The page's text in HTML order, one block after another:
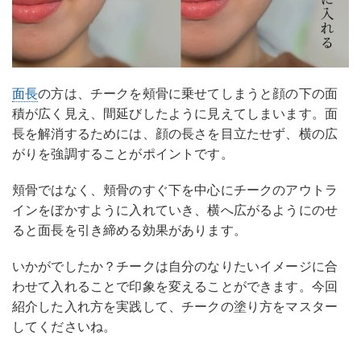
面長の方は、チークを頰骨に乗せてしまうと顔の下の面
積が広く見え、間延びしたように見えてしまいます。面
長を解消するためには、顔の長さを目立たせず、横の広
がりを強調することがポイントです。
頬骨ではなく、頬骨のすぐ下を中心にチークのアウトラ
インをぼかすように入れていき、横へ広がるようにのせ
ると面長を引き締める効果があります。
いかがでしたか？チークは自分のなりたいイメージに合
わせて入れることで印象を変えることができます。今回
紹介した入れ方を実践して、チークの塗り方をマスター
してくださいね。